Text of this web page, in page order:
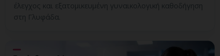
έλεγχος και εξατομικευμένη γυναικολογική καθοδήγηση
στη Γλυφάδα.